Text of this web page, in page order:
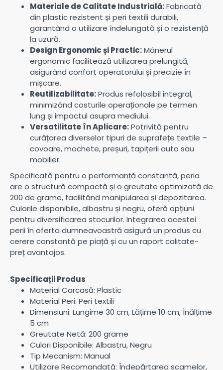
Materiale de Calitate Industrială:Fabricată
din plastic rezistent și peri textili durabili,
garantând o utilizare îndelungată și o rezistență
la uzură.
Design Ergonomic și Practic:Mânerul
ergonomic facilitează utilizarea prelungită,
asigurând confort operatorului și precizie în
mișcare.
Reutilizabilitate:Produs refolosibil integral,
minimizând costurile operaționale pe termen
lung și impactul asupra mediului.
Versatilitate în Aplicare:Potrivită pentru
curățarea diverselor tipuri de suprafețe textile –
covoare, mochete, preșuri, tapițerii auto sau
mobilier.
Specificată pentru o performanță constantă, peria
are o structură compactă și o greutate optimizată de
200 de grame, facilitând manipularea și depozitarea.
Culorile disponibile, albastru și negru, oferă opțiuni
pentru diversificarea stocurilor. Integrarea acestei
perii în oferta dumneavoastră asigură un produs cu
cerere constantă pe piață și cu un raport calitate-
preț avantajos.
Specificații Produs
Material Carcasă: Plastic
Material Peri: Peri textili
Dimensiuni: Lungime 30 cm, Lățime 10 cm, Înălțime
5 cm
Greutate Netă: 200 grame
Culori Disponibile: Albastru, Negru
Tip Mecanism: Manual
Utilizare Recomandată: Îndepărtarea scamelor,